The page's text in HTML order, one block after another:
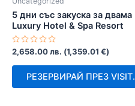
5 дни със закуска за
Luxury Hotel & Spa Resort
Оценено
с
0
2,658.00лв. (1,359.01 €)
РЕЗЕРВИРАЙ ПРЕЗ